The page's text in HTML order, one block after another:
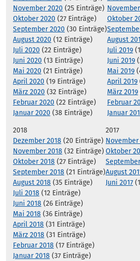
November 2020 (25 Einträge)
Oktober 2020 (27 Einträge)
September 2020 (30 Einträge)
August 2020 (12 Einträge)
Juli 2020 (22 Einträge)
Juni 2020 (13 Einträge)
Mai 2020 (21 Einträge)
April 2020 (19 Einträge)
März 2020 (32 Einträge)
Februar 2020 (22 Einträge)
Januar 2020 (38 Einträge)
Oktober
August
Juli 2019
Juni 2019
Mai 2019
April 2019
März 2019
Februar
Januar
2018
Dezember 2018 (20 Einträge)
November 2018 (32 Einträge)
Oktober 2018 (27 Einträge)
September 2018 (21 Einträge)
August 2018 (35 Einträge)
Juli 2018 (12 Einträge)
Juni 2018 (26 Einträge)
Mai 2018 (36 Einträge)
April 2018 (31 Einträge)
März 2018 (31 Einträge)
Februar 2018 (17 Einträge)
Januar 2018 (37 Einträge)
2017
November
Oktober
August
Juni 2017